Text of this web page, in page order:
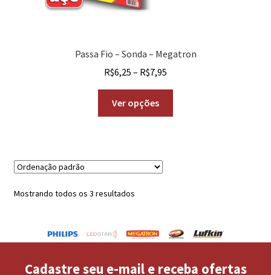
Passa Fio – Sonda – Megatron
R$6,25 – R$7,95
Ver opções
Mostrando todos os 3 resultados
Cadastre seu e-mail e receba ofertas